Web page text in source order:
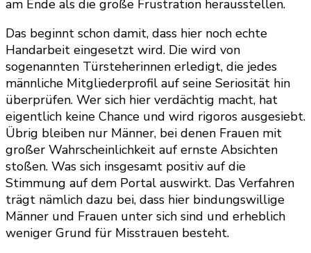
am Ende als die große Frustration herausstellen.
Das beginnt schon damit, dass hier noch echte
Handarbeit eingesetzt wird. Die wird von
sogenannten Türsteherinnen erledigt, die jedes
männliche Mitgliederprofil auf seine Seriosität hin
überprüfen. Wer sich hier verdächtig macht, hat
eigentlich keine Chance und wird rigoros ausgesiebt.
Übrig bleiben nur Männer, bei denen Frauen mit
großer Wahrscheinlichkeit auf ernste Absichten
stoßen. Was sich insgesamt positiv auf die
Stimmung auf dem Portal auswirkt. Das Verfahren
trägt nämlich dazu bei, dass hier bindungswillige
Männer und Frauen unter sich sind und erheblich
weniger Grund für Misstrauen besteht.